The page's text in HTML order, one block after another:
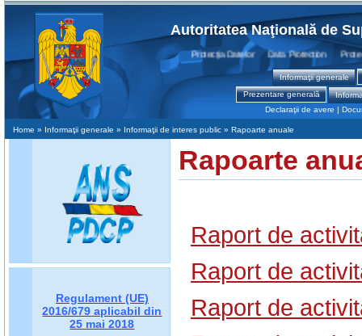
Autoritatea Naţională de
Protecţia Datelor Data Protection Protection
Informaţii generale
Prezentare generală
Declaraţii de avere |
Home » Informaţii generale » Informaţii de interes public » Rapoarte anuale
Regulament (UE)
2016/679 aplicabil din
25 mai 2018
Rapoarte
Raport de
Raport de
Raport de